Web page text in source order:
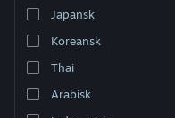
Hent Steam-mobilappen
Vis desktop-webside
Japansk
Koreansk
Thai
Arabisk
0 resultater matcher din
baseret på dine præferencer.